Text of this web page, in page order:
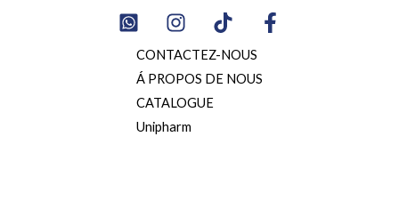
CONTACTEZ-NOUS
Á PROPOS DE NOUS
CATALOGUE
Unipharm